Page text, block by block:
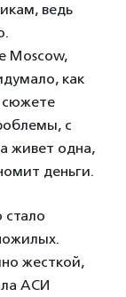
ведь
Moscow,
как
сюжете
с
живет одна,
деньги.
стало
жесткой,
АСИ